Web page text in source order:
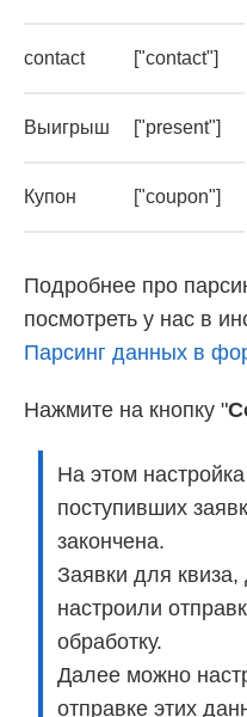
contact ["contact"]
Выигрыш ["present"]
Купон ["coupon"]
Подробнее про
посмотреть у нас в
Парсинг данных в
Нажмите на кнопку "
На этом
поступивших
закончена.
Заявки для квиза,
настроили
обработку.
Далее можно
отправке этих